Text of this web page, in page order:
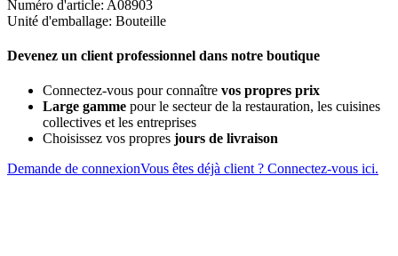
Numéro d'article: A08903
Unité d'emballage: Bouteille
Devenez un client professionnel dans notre boutique
Connectez-vous pour connaître vos propres prix
Large gamme pour le secteur de la restauration, les cuisines
collectives et les entreprises
Choisissez vos propres jours de livraison
Demande de connexionVous êtes déjà client ? Connectez-vous ici.